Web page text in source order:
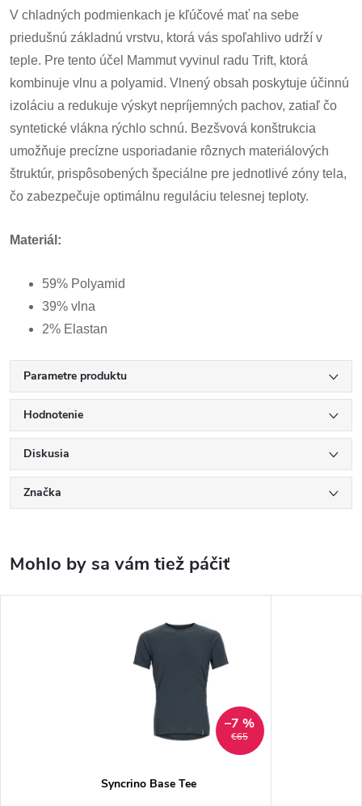
V chladných podmienkach je kľúčové mať na sebe
priedušnú základnú vrstvu, ktorá vás spoľahlivo udrží v
teple. Pre tento účel Mammut vyvinul radu Trift, ktorá
kombinuje vlnu a polyamid. Vlnený obsah poskytuje účinnú
izoláciu a redukuje výskyt nepríjemných pachov, zatiaľ čo
syntetické vlákna rýchlo schnú. Bezšvová konštrukcia
umožňuje precízne usporiadanie rôznych materiálových
štruktúr, prispôsobených špeciálne pre jednotlivé zóny tela,
čo zabezpečuje optimálnu reguláciu telesnej teploty.
Materiál:
59% Polyamid
39% vlna
2% Elastan
Parametre produktu
Hodnotenie
Diskusia
Značka
€65
–7 %
Syncrino Base Tee